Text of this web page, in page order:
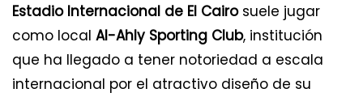
Estadio Internacional de El Cairosuele jugar
como local Al-Ahly Sporting Club, institución
que ha llegado a tener notoriedad a escala
internacional por el atractivo diseño de su